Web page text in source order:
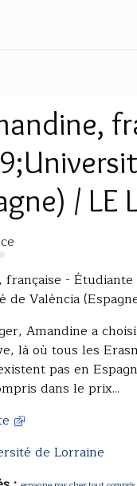
/ LE
française -
de València
Amandine a
là où tous les
pas en
dans le prix...
de Lorraine